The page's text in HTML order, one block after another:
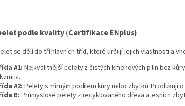
paleta je jižzahrnuta v ceně.⚠️
UPOZORNĚNÍ:
Tento produkt
běžnou přepravní
d
c
p
r
podle kvality (Certifikace ENplus)
se dělí do tří hlavních tříd, které určují jejich vlastnosti a
A1:Nejkvalitnější pelety z čistých kmenových pilin bez
A2:Pelety s mírným podílem kůry nebo zbytků. Produkují
B: Průmyslové pelety z recyklovaného dřeva a lesních